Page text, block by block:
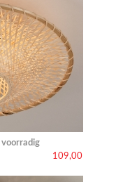
voorradig
109,00